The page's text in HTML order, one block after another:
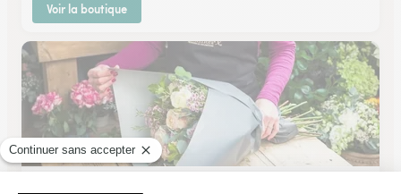
Voir la boutique